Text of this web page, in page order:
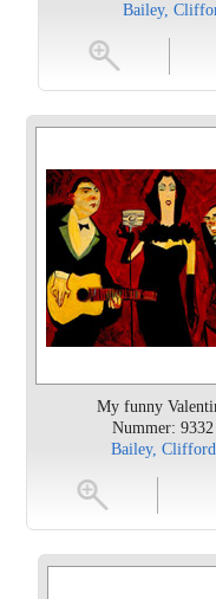
Bailey,
toevoegen
My funny
Nummer: 9332
Bailey, Clifford
toevoegen